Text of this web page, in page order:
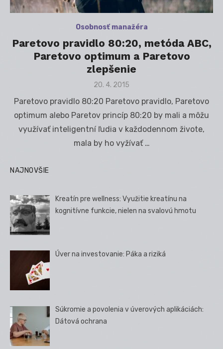
Osobnosť manažéra
Paretovo pravidlo 80:20, metóda ABC,
Paretovo optimum a Paretovo
zlepšenie
Posted
20. 4. 2015
Paretovo pravidlo 80:20 Paretovo pravidlo, Paretovo
optimum alebo Paretov princíp 80:20 by mali a môžu
využívať inteligentní ľudia v každodennom živote,
mala by ho vyžívať …
NAJNOVŠIE
Kreatín pre wellness: Využitie kreatínu na
kognitívne funkcie, nielen na svalovú hmotu
Úver na investovanie: Páka a riziká
Súkromie a povolenia v úverových aplikáciách:
Dátová ochrana